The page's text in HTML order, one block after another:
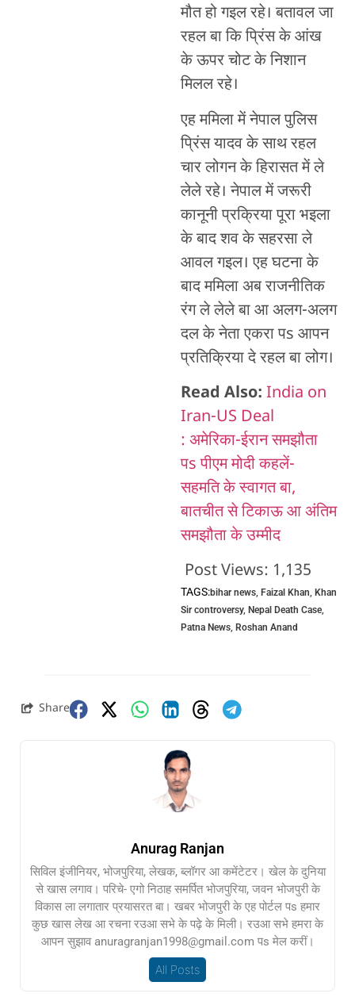
मौत हो गइल रहे। बतावल जा
रहल बा कि प्रिंस के आंख
के ऊपर चोट के निशान
मिलल रहे।
एह ममिला में नेपाल पुलिस
प्रिंस यादव के साथ रहल
चार लोगन के हिरासत में ले
लेले रहे। नेपाल में जरूरी
कानूनी प्रक्रिया पूरा भइला
के बाद शव के सहरसा ले
आवल गइल। एह घटना के
बाद ममिला अब राजनीतिक
रंग ले लेले बा आ अलग-अलग
दल के नेता एकरा पs आपन
प्रतिक्रिया दे रहल बा लोग।
Read Also: India on
Iran-US Deal
: अमेरिका-ईरान समझौता
पs पीएम मोदी कहलें-
सहमति के स्वागत बा,
बातचीत से टिकाऊ आ अंतिम
समझौता के उम्मीद
Post Views: 1,135
TAGS:bihar news, Faizal Khan, Khan
Sir controversy, Nepal Death Case,
Patna News, Roshan Anand
Share
Anurag Ranjan
सिविल इंजीनियर, भोजपुरिया, लेखक, ब्लॉगर आ कमेंटेटर। खेल के दुनिया
से खास लगाव। परिचे- एगो निठाह समर्पित भोजपुरिया, जवन भोजपुरी के
विकास ला लगातार प्रयासरत बा। खबर भोजपुरी के एह पोर्टल पs हमार
कुछ खास लेख आ रचना रउआ सभे के पढ़े के मिली। रउआ सभे हमरा के
आपन सुझाव anuragranjan1998@gmail.com पs मेल करीं।
All Posts